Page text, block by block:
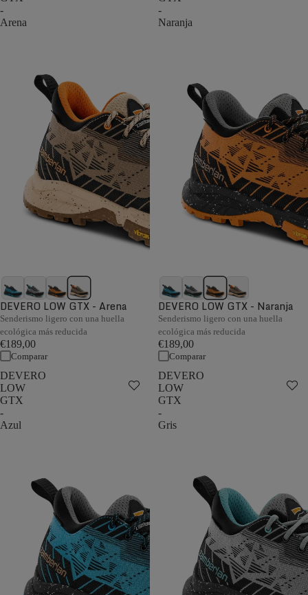
-
Arena
DEVERO LOW GTX - Arena
Senderismo ligero con una huella
ecológica más reducida
€189,00
Comparar
-
Naranja
DEVERO LOW GTX - Naranja
Senderismo ligero con una huella
ecológica más reducida
€189,00
Comparar
DEVERO
LOW
GTX
-
Azul
DEVERO
LOW
GTX
-
Gris